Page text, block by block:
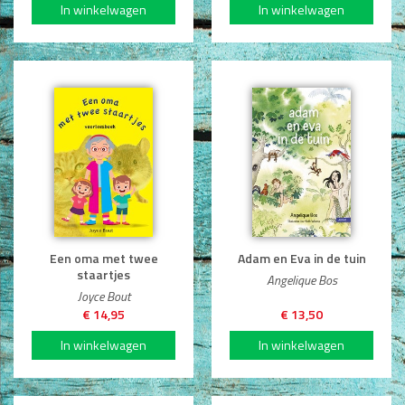
Een oma met twee
staartjes
Joyce Bout
€ 14,95
Adam en Eva in de tuin
Angelique Bos
€ 13,50